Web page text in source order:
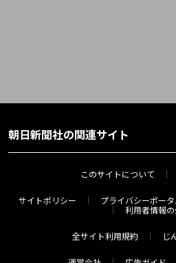
朝日新聞社の関連サイト
このサイトについて
サイトポリシー プライバシーポータ
利用者情報
全サイト利用規約 じ